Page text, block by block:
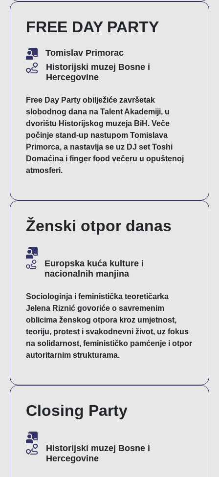
FREE DAY PARTY
Tomislav Primorac
Historijski muzej Bosne i
Hercegovine
Free Day Party obilježiće završetak
slobodnog dana na Talent Akademiji, u
dvorištu Historijskog muzeja BiH. Veče
počinje stand-up nastupom Tomislava
Primorca, a nastavlja se uz DJ set Toshi
Domaćina i finger food večeru u opuštenoj
atmosferi.
Ženski otpor danas
Europska kuća kulture i
nacionalnih manjina
Sociologinja i feministička teoretičarka
Jelena Riznić govoriće o savremenim
oblicima ženskog otpora kroz umjetnost,
teoriju, protest i svakodnevni život, uz fokus
na solidarnost, feminističko pamćenje i otpor
autoritarnim strukturama.
Closing Party
Historijski muzej Bosne i
Hercegovine